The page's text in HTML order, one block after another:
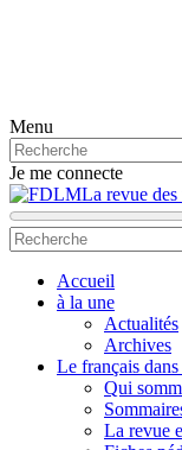
Menu
Je me connecte
La revue des
Accueil
à la une
Actualités
Archives
Le français
Qui
La revue